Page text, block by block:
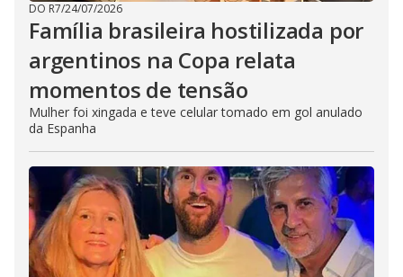
DO R7/24/07/2026
Família brasileira hostilizada por
argentinos na Copa relata
momentos de tensão
Mulher foi xingada e teve celular tomado em gol anulado
da Espanha